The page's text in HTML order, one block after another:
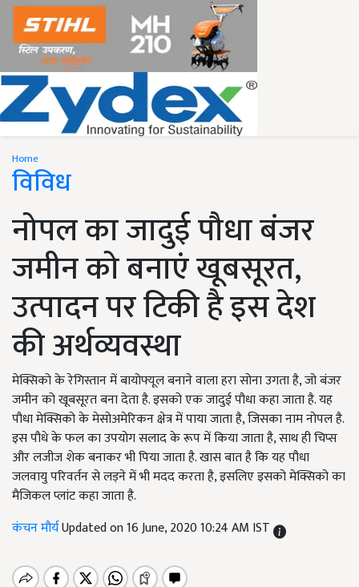
Home
विविध
नोपल का जादुई पौधा बंजर
जमीन को बनाएं खूबसूरत,
उत्पादन पर टिकी है इस देश
की अर्थव्यवस्था
मेक्सिको के रेगिस्तान में बायोफ्यूल बनाने वाला हरा सोना उगता है, जो बंजर
जमीन को खूबसूरत बना देता है. इसको एक जादुई पौधा कहा जाता है. यह
पौधा मेक्सिको के मेसोअमेरिकन क्षेत्र में पाया जाता है, जिसका नाम नोपल है.
इस पौधे के फल का उपयोग सलाद के रूप में किया जाता है, साथ ही चिप्स
और लजीज शेक बनाकर भी पिया जाता है. खास बात है कि यह पौधा
जलवायु परिवर्तन से लड़ने में भी मदद करता है, इसलिए इसको मेक्सिको का
मैजिकल प्लांट कहा जाता है.
कंचन मौर्यUpdated on 16 June, 2020 10:24 AM IST